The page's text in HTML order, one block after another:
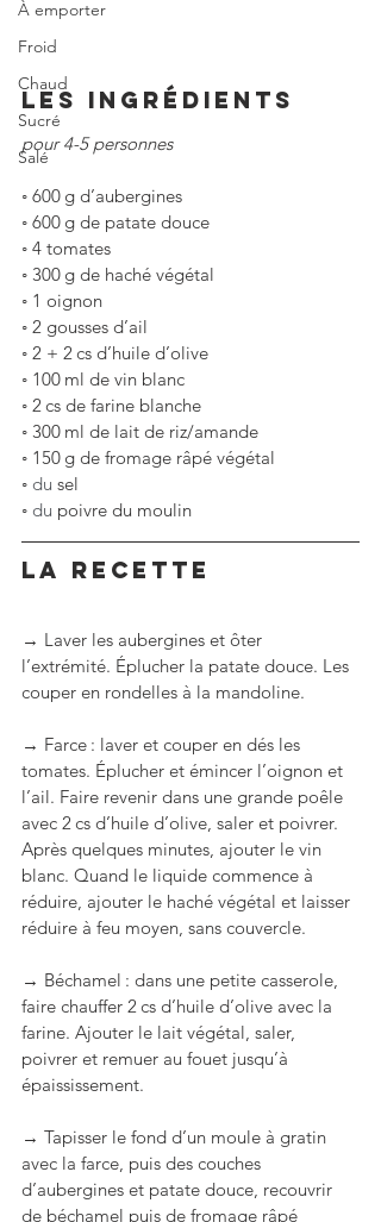
À emporter
Froid
Chaud
Sucré
Salé
LES INGRÉDIENTS
pour 4-5 personnes
◦ 600 g d’aubergines
◦ 600 g de patate douce
◦ 4 tomates
◦ 300 g de haché végétal
◦ 1 oignon
◦ 2 gousses d’ail
◦ 2 + 2 cs d’huile d’olive
◦ 100 ml de vin blanc
◦ 2 cs de farine blanche
◦ 300 ml de lait de riz/amande
◦ 150 g de fromage râpé végétal
◦ du sel
◦ du poivre du moulin
LA RECETTE
→ Laver les aubergines et ôter
l’extrémité. Éplucher la patate douce. Les
couper en rondelles à la mandoline.
→ Farce : laver et couper en dés les
tomates. Éplucher et émincer l’oignon et
l’ail. Faire revenir dans une grande poêle
avec 2 cs d’huile d’olive, saler et poivrer.
Après quelques minutes, ajouter le vin
blanc. Quand le liquide commence à
réduire, ajouter le haché végétal et laisser
réduire à feu moyen, sans couvercle.
→ Béchamel : dans une petite casserole,
faire chauffer 2 cs d’huile d’olive avec la
farine. Ajouter le lait végétal, saler,
poivrer et remuer au fouet jusqu’à
épaississement.
→ Tapisser le fond d’un moule à gratin
avec la farce, puis des couches
d’aubergines et patate douce, recouvrir
de béchamel puis de fromage râpé